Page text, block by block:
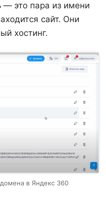
— это пара из имени
сайт. Они
хостинг.
в Яндекс 360